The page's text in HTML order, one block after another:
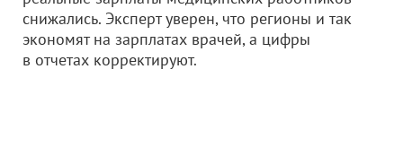
снижались. Эксперт уверен, что регионы и так
экономят на зарплатах врачей, а цифры
в отчетах корректируют.